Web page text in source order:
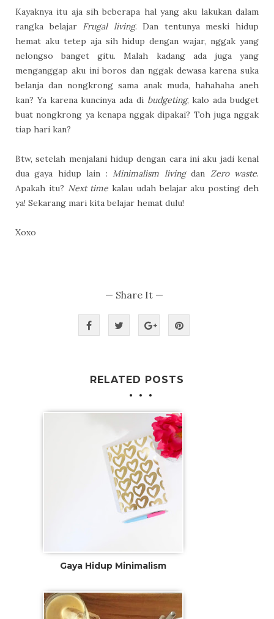
Kayaknya itu aja sih beberapa hal yang aku lakukan dalam
rangka belajar Frugal living. Dan tentunya meski hidup
hemat aku tetep aja sih hidup dengan wajar, nggak yang
nelongso banget gitu. Malah kadang ada juga yang
menganggap aku ini boros dan nggak dewasa karena suka
belanja dan nongkrong sama anak muda, hahahaha aneh
kan? Ya karena kuncinya ada di budgeting, kalo ada budget
buat nongkrong ya kenapa nggak dipakai? Toh juga nggak
tiap hari kan?
Btw, setelah menjalani hidup dengan cara ini aku jadi kenal
dua gaya hidup lain :Minimalism livingdan Zero waste.
Apakah itu? Next time kalau udah belajar aku posting deh
ya! Sekarang mari kita belajar hemat dulu!
Xoxo
— Share It —
RELATED POSTS
Gaya Hidup Minimalism